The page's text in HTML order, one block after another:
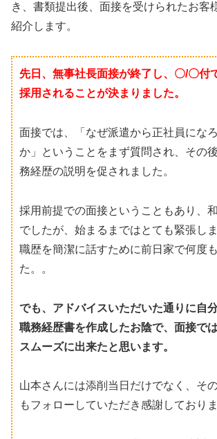
き、書類提出後、面接を受けられたお客
紹介します。
先日、無事社長面接が終了し、〇/〇付
採用されることが決まりました。
面接では、「なぜ派遣から正社員にな
か」ということをまず質問され、その
務経歴の説明を促されました。
採用前提での面接ということもあり、
でしたが、始まるまではとても緊張し
職歴を簡潔に話すために前日家で何度
た。。
でも、アドバイスいただいた通りに自
職務経歴書を作成したお陰で、面接で
スムーズに出来たと思います。
山本さんには添削当日だけでなく、そ
もフォローしていただき感謝しておりま